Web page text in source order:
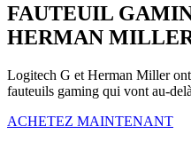
FAUTEUIL
HERMAN
Logitech G et Herman Miller
fauteuils gaming qui vont au-
ACHETEZ MAINTENANT